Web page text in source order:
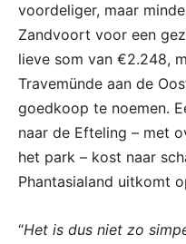
voordeliger, maar
Zandvoort voor een
lieve som van €2.248,
Travemünde aan de
goedkoop te noemen.
naar de Efteling – met
het park – kost naar
Phantasialand uitkomt
“Het is dus niet zo